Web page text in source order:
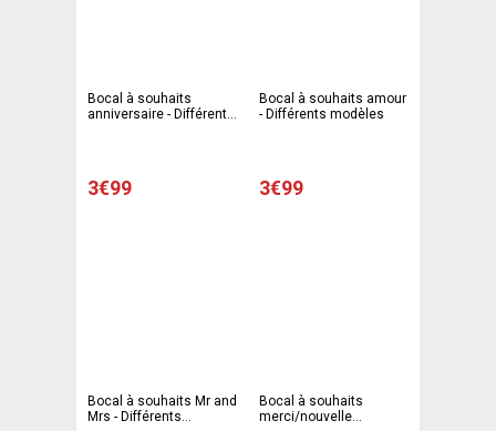
Bocal à souhaits
anniversaire - Différents
3€99
Bocal à souhaits amour
- Différents modèles
3€99
Bocal à souhaits Mr and
Mrs - Différents
Bocal à souhaits
merci/nouvelle